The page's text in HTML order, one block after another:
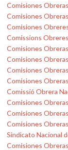
Comisiones
Comisiones
Comisiones
Comissions
Comisiones
Comisiones
Comisiones
Comisiones
Comissió Obrera
Comisiones
Comisiones
Comisiones
Sindicato Nacional
Comisiones